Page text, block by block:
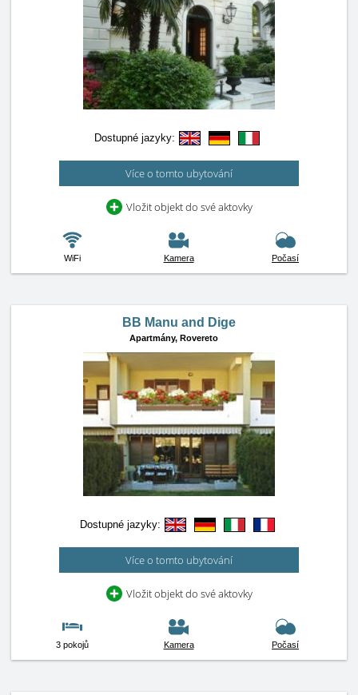
Dostupné jazyky:
Více o tomto ubytování
Vložit objekt do své aktovky
WiFi Kamera Počasí
BB Manu and Dige
Apartmány, Rovereto
Dostupné jazyky:
Více o tomto ubytování
Vložit objekt do své aktovky
3 pokojů Kamera Počasí